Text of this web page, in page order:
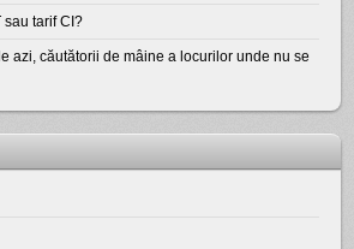
sau tarif CI?
azi, căutătorii de mâine a locurilor unde nu se